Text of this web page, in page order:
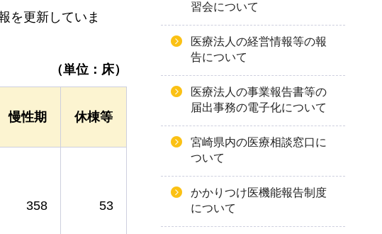
を更新していま
（単位：床）
慢性期 休棟等
358 53
習会について
医療法人の経営情報等の報
告について
医療法人の事業報告書等の
届出事務の電子化について
宮崎県内の医療相談窓口に
ついて
かかりつけ医機能報告制度
について